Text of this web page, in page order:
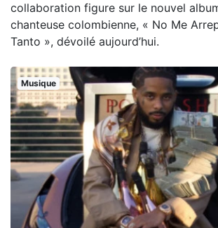
collaboration figure sur le nouvel
chanteuse colombienne, « No Me
Tanto », dévoilé aujourd’hui.
Musique